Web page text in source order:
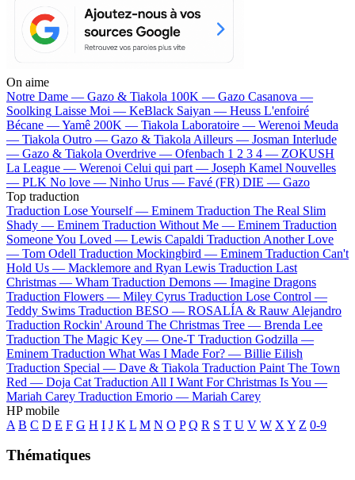
On aime
Notre Dame — Gazo & Tiakola 100K — Gazo Casanova —
Soolking Laisse Moi — KeBlack Saiyan — Heuss L'enfoiré
Bécane —Yamê 200K — Tiakola Laboratoire — Werenoi Meuda
— Tiakola Outro — Gazo & Tiakola Ailleurs — Josman Interlude
— Gazo & Tiakola Overdrive — Ofenbach 1 2 3 4 — ZOKUSH
La League — Werenoi Celui qui part — Joseph Kamel Nouvelles
— PLK No love — Ninho Urus — Favé (FR) DIE — Gazo
Top traduction
Traduction Lose Yourself — Eminem Traduction The Real Slim
Shady — Eminem Traduction Without Me — Eminem Traduction
Someone You Loved — Lewis Capaldi Traduction Another Love
— Tom Odell Traduction Mockingbird — Eminem Traduction Can't
Hold Us — Macklemore and Ryan Lewis Traduction Last
Christmas — Wham Traduction Demons — Imagine Dragons
Traduction Flowers — Miley Cyrus Traduction Lose Control —
Teddy Swims Traduction BESO — ROSALÍA & Rauw Alejandro
Traduction Rockin' Around The Christmas Tree — Brenda Lee
Traduction The Magic Key — One-T Traduction Godzilla —
Eminem Traduction What Was I Made For? — Billie Eilish
Traduction Special — Dave & Tiakola Traduction Paint The Town
Red — Doja Cat Traduction All I Want For Christmas Is You —
Mariah Carey Traduction Emorio — Mariah Carey
HP mobile
A B C D E F G H I J K L M N O P Q R S T U V W X Y Z 0-9
Thématiques